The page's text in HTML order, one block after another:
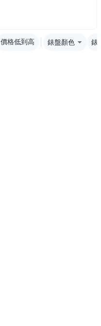
價格低到高 錶盤顏色 錶